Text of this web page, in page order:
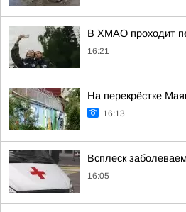
В ХМАО проходит
16:21
На перекрёстке
16:13
Всплеск
16:05